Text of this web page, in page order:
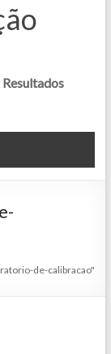
de-calibracao"